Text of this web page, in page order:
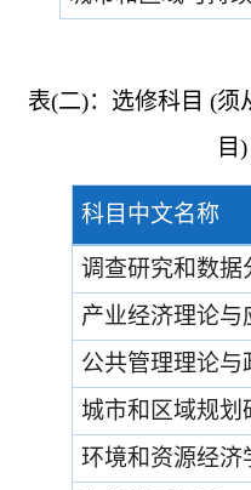
表(二)：选修科目 (须
目
科目中文名称
调查研究和数据
产业经济理论与
公共管理理论与
城市和区域规划
环境和资源经济